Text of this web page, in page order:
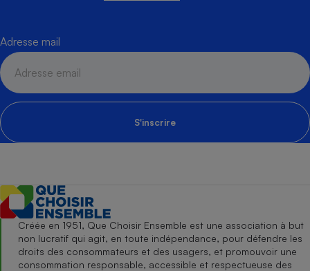
Adresse mail
S'inscrire
Créée en 1951, Que Choisir Ensemble est une association à but
non lucratif qui agit, en toute indépendance, pour défendre les
droits des consommateurs et des usagers, et promouvoir une
consommation responsable, accessible et respectueuse des